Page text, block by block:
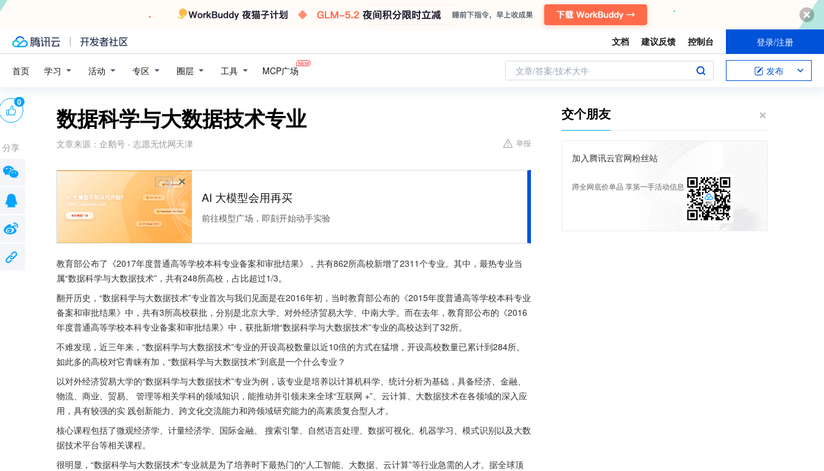
文档 建议反馈 控制台 登录/注册
首页 学习 活动 专区 圈层 工具 MCP广场 文章/答案/技术大牛 发布
数据科学与大数据技术专业
文章来源： 企鹅号 - 志愿无忧网天津 举报
广告
AI 大模型会用再买
前往模型广场，即刻开始动手实验
教育部公布了《2017年度普通高等学校本科专业备案和审批结果》，共有862所高校新增了2311个专业。其中，最热专业当
属“数据科学与大数据技术”，共有248所高校，占比超过1/3。
翻开历史，“数据科学与大数据技术”专业首次与我们见面是在2016年初，当时教育部公布的《2015年度普通高等学校本科专业
备案和审批结果》中，共有3所高校获批，分别是北京大学、对外经济贸易大学、中南大学。而在去年，教育部公布的《2016
年度普通高等学校本科专业备案和审批结果》中，获批新增“数据科学与大数据技术”专业的高校达到了32所。
不难发现，近三年来，“数据科学与大数据技术”专业的开设高校数量以近10倍的方式在猛增，开设高校数量已累计到284所。
如此多的高校对它青睐有加，“数据科学与大数据技术”到底是一个什么专业？
以对外经济贸易大学的“数据科学与大数据技术”专业为例，该专业是培养以计算机科学、统计分析为基础，具备经济、金融、
物流、商业、贸易、 管理等相关学科的领域知识，能推动并引领未来全球“互联网 +”、云计算、大数据技术在各领域的深入应
用，具有较强的实 践创新能力、跨文化交流能力和跨领域研究能力的高素质复合型人才。
核心课程包括了微观经济学、计量经济学、国际金融、 搜索引擎、自然语言处理、数据可视化、机器学习、模式识别以及大数
据技术平台等相关课程。
很明显，“数据科学与大数据技术”专业就是为了培养时下最热门的“人工智能、大数据、云计算”等行业急需的人才。据全球顶
0
分享
交个朋友
加入腾讯云官网粉丝站
蹲全网底价单品 享第一手活动信息